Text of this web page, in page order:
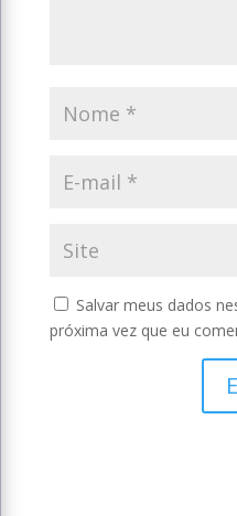
Salvar meus dados
próxima vez que eu